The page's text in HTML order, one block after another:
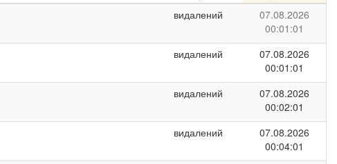
видалений
07.08.2026
00:01:01
видалений
07.08.2026
00:01:01
видалений
07.08.2026
00:02:01
видалений
07.08.2026
00:04:01